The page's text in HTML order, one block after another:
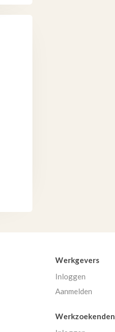
Werkgevers
Inloggen
Aanmelden
Werkzoekenden